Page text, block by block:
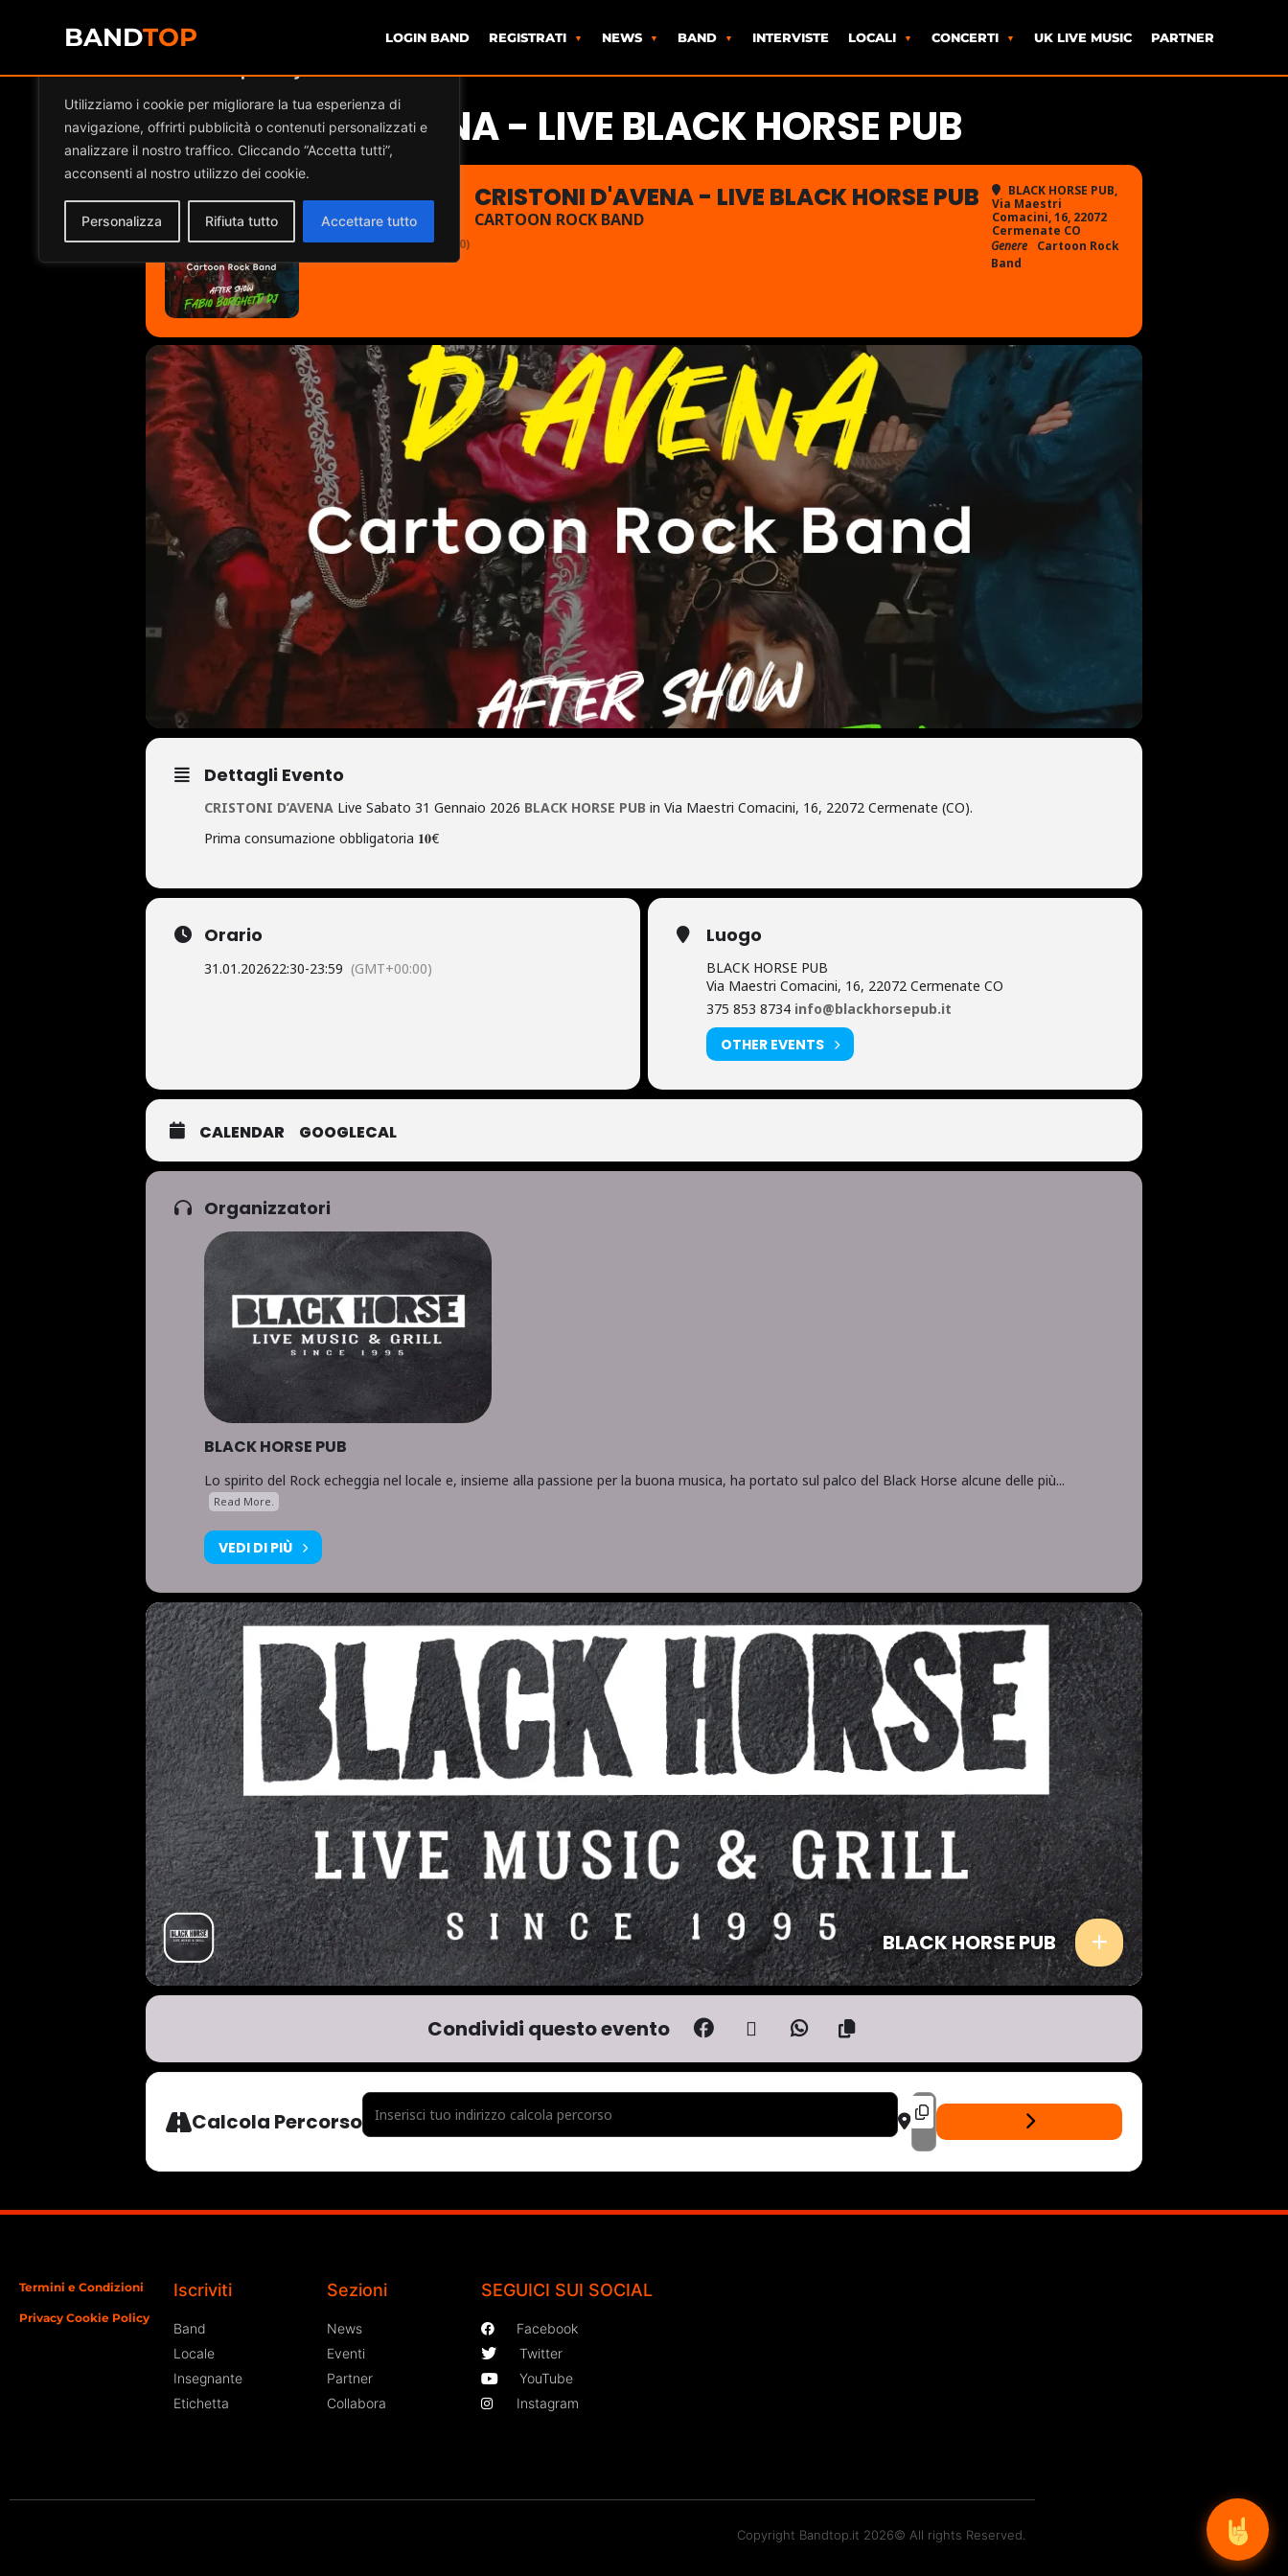
Utilizziamo i cookie per migliorare la tua esperienza di
navigazione, offrirti pubblicità o contenuti personalizzati e
analizzare il nostro traffico. Cliccando “Accetta tutti”,
acconsenti al nostro utilizzo dei cookie.
Personalizza Rifiuta tutto Accettare tutto
BANDTOP LOGIN BAND REGISTRATI NEWS BAND INTERVISTE LOCALI CONCERTI UK LIVE MUSIC PARTNER
CRISTONI D'AVENA - LIVE BLACK HORSE PUB
31
22:30 - 23:59 (GMT+00:00)
CRISTONI D'AVENA - LIVE BLACK HORSE PUB
CARTOON ROCK BAND
BLACK HORSE PUB,
Via Maestri
Comacini, 16, 22072
Cermenate CO
Genere
Cartoon Rock
Band
Dettagli Evento
CRISTONI D’AVENA Live Sabato 31 Gennaio 2026 BLACK HORSE PUB in Via Maestri Comacini, 16, 22072 Cermenate (CO).
Prima consumazione obbligatoria 𝟏𝟎€
Orario
31.01.202622:30-23:59 (GMT+00:00)
Luogo
BLACK HORSE PUB
Via Maestri Comacini, 16, 22072 Cermenate CO
375 853 8734 info@blackhorsepub.it
OTHER EVENTS
CALENDAR GOOGLECAL
Organizzatori
BLACK HORSE PUB
Lo spirito del Rock echeggia nel locale e, insieme alla passione per la buona musica, ha portato sul palco del Black Horse alcune delle più...
Read More.
VEDI DI PIÙ
BLACK HORSE PUB
Condividi questo evento
Calcola Percorso
ADDRESS - CRISTONI D'AVENA - LIVE BLACK HORSE PUB [9DNXR1J4H] DESTINATION ADDRESS - CRISTONI D'AVENA - LIVE BLACK HORSE
Termini e Condizioni
Privacy Cookie Policy
Iscriviti
Band
Locale
Insegnante
Etichetta
Sezioni
News
Eventi
Partner
Collabora
SEGUICI SUI SOCIAL
Facebook
Twitter
YouTube
Instagram
Copyright Bandtop.it 2026© All rights Reserved.